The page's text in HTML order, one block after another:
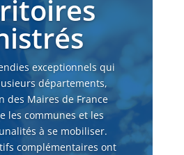
exceptionnels qui
départements,
des Maires de France
les communes et les
à se mobiliser.
complémentaires ont